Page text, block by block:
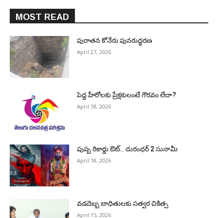
MOST READ
పురాత‌న కోనేరు పున‌రుద్ధ‌ర‌ణ
April 27, 2026
పెద్ద హీరోల‌కు ప్రేక్ష‌కులంటే గౌర‌వం లేదా?
April 18, 2026
పుష్ప రికార్డు ఔట్‌.. దురంధ‌ర్ 2 సునామీ
April 18, 2026
వడదెబ్బ బాధితులకు సత్వర చికిత్స
April 15, 2026